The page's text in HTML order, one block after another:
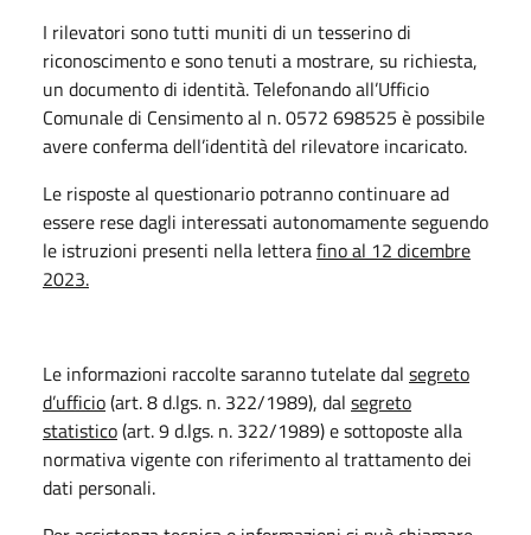
I rilevatori sono tutti muniti di un tesserino di
riconoscimento e sono tenuti a mostrare, su richiesta,
un documento di identità. Telefonando all’Ufficio
Comunale di Censimento al n. 0572 698525 è possibile
avere conferma dell’identità del rilevatore incaricato.
Le risposte al questionario potranno continuare ad
essere rese dagli interessati autonomamente seguendo
le istruzioni presenti nella letterafino al 12 dicembre
2023.
Le informazioni raccolte saranno tutelate dal segreto
d’ufficio(art. 8 d.lgs. n. 322/1989), dal segreto
statistico(art. 9 d.lgs. n. 322/1989) e sottoposte alla
normativa vigente con riferimento al trattamento dei
dati personali.